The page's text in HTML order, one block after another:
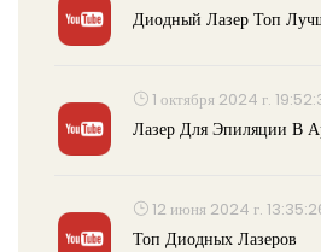
Диодный Лазер Топ
1 октября 2024 г.
Лазер Для Эпиляции В
12 июня 2024 г.
Топ Диодных Лазеров